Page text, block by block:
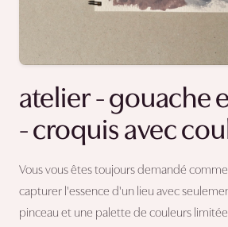
atelier - gouache
- croquis avec
Vous vous êtes toujours demandé
capturer l'essence d'un lieu avec
pinceau et une palette de couleurs